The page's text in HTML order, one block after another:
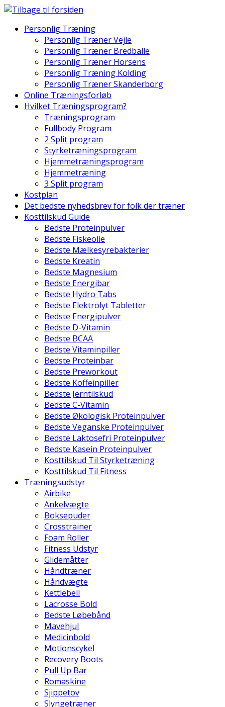
Skip
contentPersonlig Træning
Personlig Træner Vejle
Personlig Træner Bredballe
Personlig Træner Horsens
Personlig Træning Kolding
Personlig Træner Skanderborg
Online Træningsforløb
Hvilket Træningsprogram?
Træningsprogram
Fullbody Program
2 Split program
Styrketræningsprogram
Hjemmetræningsprogram
Hjemmetræning
3 Split program
Kostplan
Det bedste nyhedsbrev for folk der træner
Kosttilskud Guide
Bedste Proteinpulver
Bedste Fiskeolie
Bedste Mælkesyrebakterier
Bedste Kreatin
Bedste Magnesium
Bedste Energibar
Bedste Hydro Tabs
Bedste Elektrolyt Tabletter
Bedste Energipulver
Bedste D-Vitamin
Bedste BCAA
Bedste Vitaminpiller
Bedste Proteinbar
Bedste Preworkout
Bedste Koffeinpiller
Bedste Jerntilskud
Bedste C-Vitamin
Bedste Økologisk Proteinpulver
Bedste Veganske Proteinpulver
Bedste Laktosefri Proteinpulver
Bedste Kasein Proteinpulver
Kosttilskud Til Styrketræning
Kosttilskud Til Fitness
Træningsudstyr
Airbike
Ankelvægte
Boksepuder
Crosstrainer
Foam Roller
Fitness Udstyr
Glidemåtter
Håndtræner
Håndvægte
Kettlebell
Lacrosse Bold
Bedste Løbebånd
Mavehjul
Medicinbold
Motionscykel
Recovery Boots
Pull Up Bar
Romaskine
Sjippetov
Slyngetræner